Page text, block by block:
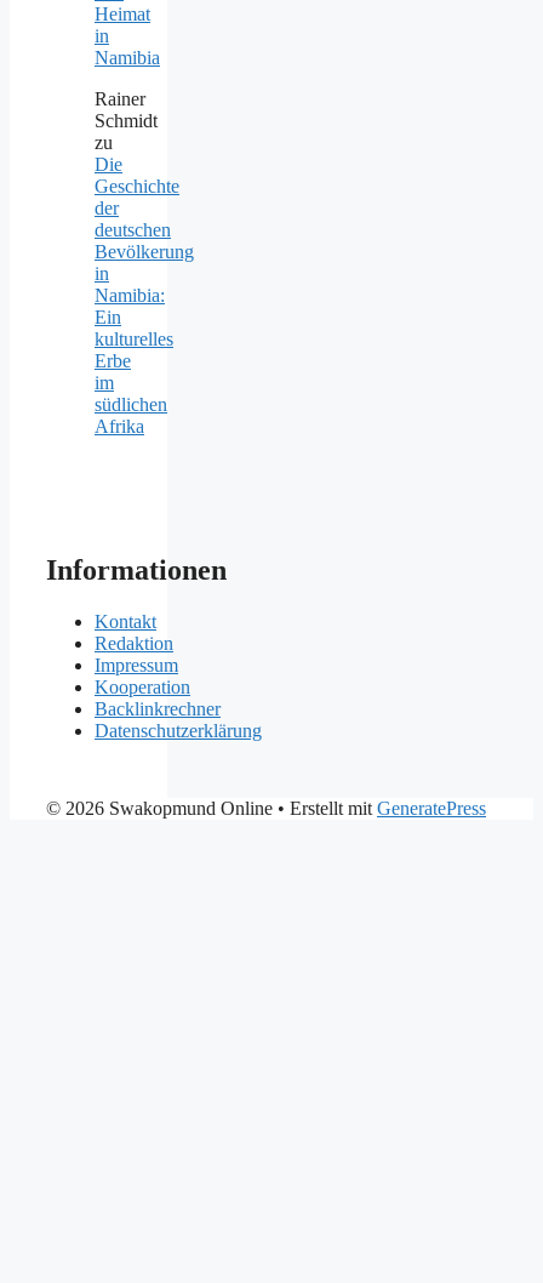
Heimat
in
Namibia
Rainer
Schmidt
zu
Die
Geschichte
der
deutschen
Bevölkerung
in
Namibia:
Ein
kulturelles
Erbe
im
südlichen
Afrika
Informationen
Kontakt
Redaktion
Impressum
Kooperation
Backlinkrechner
Datenschutzerklärung
© 2026 Swakopmund Online • Erstellt mit GeneratePress